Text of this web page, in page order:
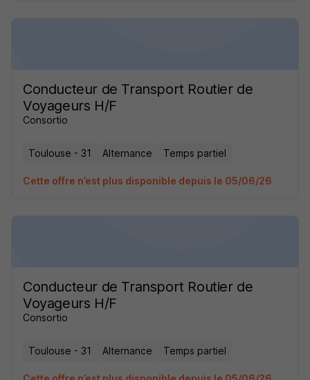
Conducteur de Transport Routier de
Voyageurs H/F
Consortio
Toulouse - 31 Alternance Temps partiel
Cette offre n’est plus disponible depuis le 05/06/26
Conducteur de Transport Routier de
Voyageurs H/F
Consortio
Toulouse - 31 Alternance Temps partiel